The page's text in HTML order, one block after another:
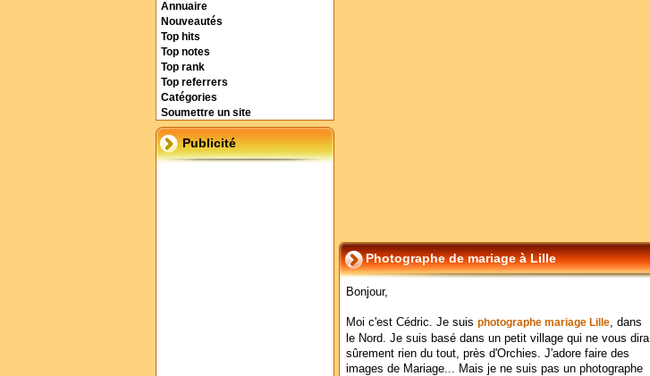
Annuaire
Nouveautés
Top hits
Top notes
Top rank
Top referrers
Catégories
Soumettre un site
Publicité
Photographe de mariage à Lille
Bonjour,
Moi c'est Cédric. Je suis photographe mariage Lille, dans
le Nord. Je suis basé dans un petit village qui ne vous dira
sûrement rien du tout, près d'Orchies. J'adore faire des
images de Mariage... Mais je ne suis pas un photographe